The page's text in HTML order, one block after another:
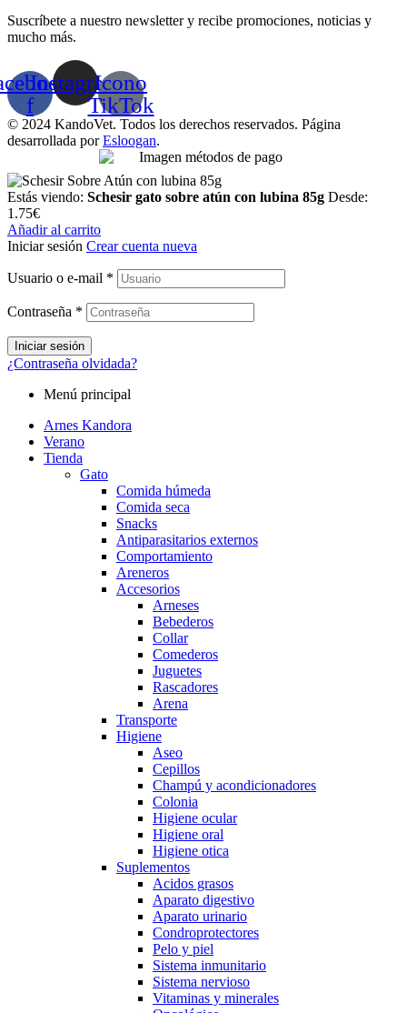
Suscríbete a nuestro newsletter y recibe promociones, noticias y
mucho más.
f
InstagramIcono
TikTok
© 2024 KandoVet. Todos los derechos reservados. Página
desarrollada porEsloogan.
Estás viendo: Schesir gato sobre atún con lubina 85g Desde:
1.75€
Añadir al carrito
Iniciar sesión Crear cuenta nueva
Usuario o e-mail *
Contraseña *
Iniciar sesión
¿Contraseña olvidada?
Menú principal
Arnes Kandora
Verano
Tienda
Gato
Comida húmeda
Comida seca
Snacks
Antiparasitarios externos
Comportamiento
Areneros
Accesorios
Arneses
Bebederos
Collar
Comederos
Juguetes
Rascadores
Arena
Transporte
Higiene
Aseo
Cepillos
Champú y acondicionadores
Colonia
Higiene ocular
Higiene oral
Higiene otica
Suplementos
Acidos grasos
Aparato digestivo
Aparato urinario
Condroprotectores
Pelo y piel
Sistema inmunitario
Sistema nervioso
Vitaminas y minerales